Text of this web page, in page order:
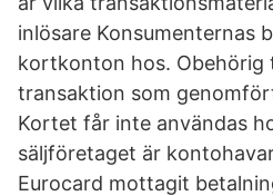
inlösare Konsumenternas
kortkonton hos. Obehörig
transaktion som
Kortet får inte användas
säljföretaget är
Eurocard mottagit